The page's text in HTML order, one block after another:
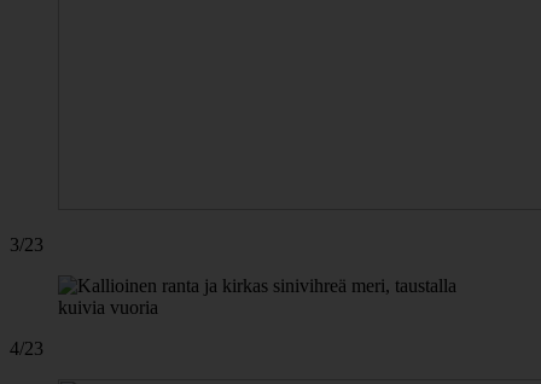
3/23
4/23